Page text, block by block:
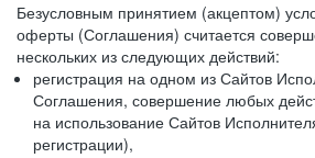
Безусловным принятием (акцептом)
оферты (Соглашения) считается
нескольких из следующих действий:
регистрация на одном из Сайтов
Соглашения, совершение любых
на использование Сайтов
регистрации),